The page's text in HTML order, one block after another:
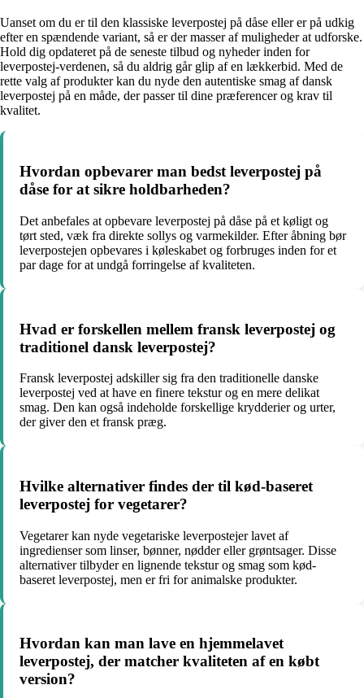
Uanset om du er til den klassiske leverpostej på dåse eller er på udkig
efter en spændende variant, så er der masser af muligheder at udforske.
Hold dig opdateret på de seneste tilbud og nyheder inden for
leverpostej-verdenen, så du aldrig går glip af en lækkerbid. Med de
rette valg af produkter kan du nyde den autentiske smag af dansk
leverpostej på en måde, der passer til dine præferencer og krav til
kvalitet.
Hvordan opbevarer man bedst leverpostej på
dåse for at sikre holdbarheden?
Det anbefales at opbevare leverpostej på dåse på et køligt og
tørt sted, væk fra direkte sollys og varmekilder. Efter åbning bør
leverpostejen opbevares i køleskabet og forbruges inden for et
par dage for at undgå forringelse af kvaliteten.
Hvad er forskellen mellem fransk leverpostej og
traditionel dansk leverpostej?
Fransk leverpostej adskiller sig fra den traditionelle danske
leverpostej ved at have en finere tekstur og en mere delikat
smag. Den kan også indeholde forskellige krydderier og urter,
der giver den et fransk præg.
Hvilke alternativer findes der til kød-baseret
leverpostej for vegetarer?
Vegetarer kan nyde vegetariske leverpostejer lavet af
ingredienser som linser, bønner, nødder eller grøntsager. Disse
alternativer tilbyder en lignende tekstur og smag som kød-
baseret leverpostej, men er fri for animalske produkter.
Hvordan kan man lave en hjemmelavet
leverpostej, der matcher kvaliteten af ​​en købt
version?